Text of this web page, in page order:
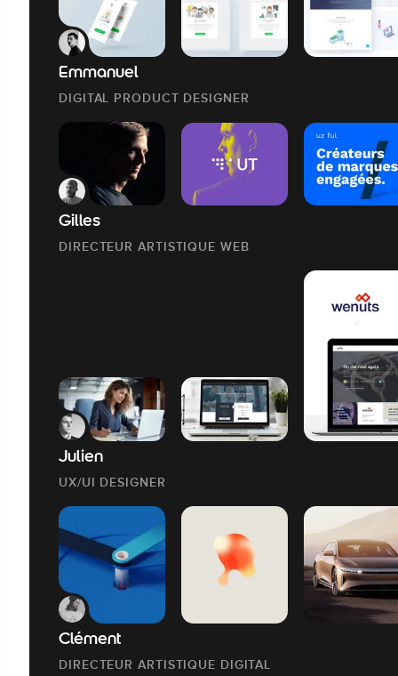
Emmanuel
DIGITAL PRODUCT DESIGNER
Gilles
DIRECTEUR ARTISTIQUE WEB
Julien
UX/UI DESIGNER
Clément
DIRECTEUR ARTISTIQUE DIGITAL